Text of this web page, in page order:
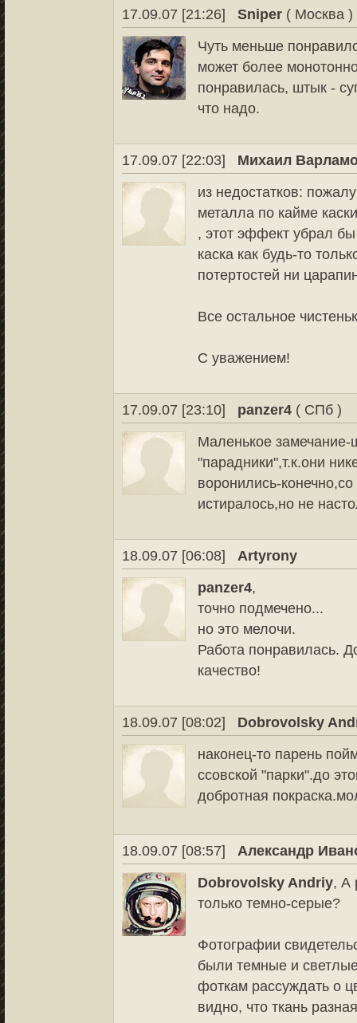
17.09.07 [21:26] Sniper ( Москва )
Чуть меньше
может более
понравилась, штык -
что надо.
17.09.07 [22:03]
Михаил
из недостатков:
металла по кайме
, этот эффект убрал
каска как будь-то
потертостей ни
Все остальное
С уважением!
17.09.07 [23:10] panzer4 ( СПб )
Маленькое замечание-
"парадники",т.к.они
воронились-
истиралось,но не
18.09.07 [06:08]
Artyrony
panzer4,
точно подмечено...
но это мелочи.
Работа понравилась.
качество!
18.09.07 [08:02]
Dobrovolsky
наконец-то парень
ссовской "парки".до
добротная
18.09.07 [08:57]
Александр
Dobrovolsky Andriy, А
только темно-серые?
Фотографии
были темные и
фоткам рассуждать о
видно, что ткань